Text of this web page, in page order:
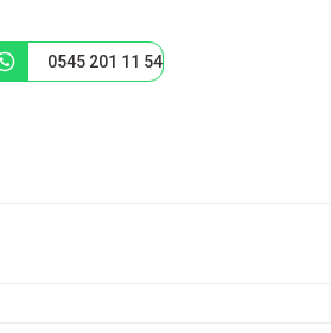
0545 201 11 54